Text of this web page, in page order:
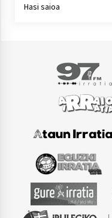
Hasi saioa